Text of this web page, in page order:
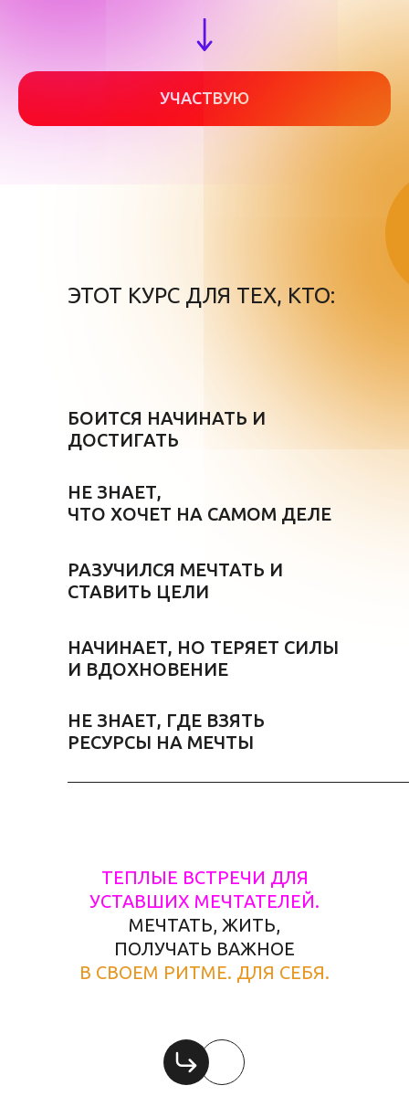
УЧАСТВУЮ
ЭТОТ КУРС ДЛЯ ТЕХ, КТО:
НЕ ЗНАЕТ,
ЧТО ХОЧЕТ НА САМОМ ДЕЛЕ
РАЗУЧИЛСЯ МЕЧТАТЬ И
СТАВИТЬ ЦЕЛИ
НАЧИНАЕТ, НО ТЕРЯЕТ СИЛЫ
И ВДОХНОВЕНИЕ
БОИТСЯ НАЧИНАТЬ И
ДОСТИГАТЬ
НЕ ЗНАЕТ, ГДЕ ВЗЯТЬ
РЕСУРСЫ НА МЕЧТЫ
ТЕПЛЫЕ ВСТРЕЧИ ДЛЯ
УСТАВШИХ МЕЧТАТЕЛЕЙ.
МЕЧТАТЬ, ЖИТЬ,
ПОЛУЧАТЬ ВАЖНОЕ
В СВОЕМ РИТМЕ. ДЛЯ СЕБЯ.